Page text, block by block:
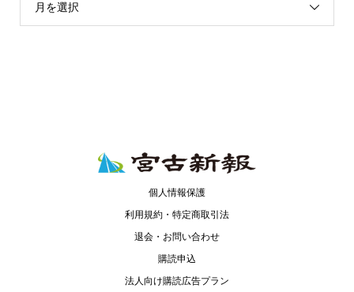
月を選択
個人情報保護
利用規約・特定商取引法
退会・お問い合わせ
購読申込
法人向け購読広告プラン